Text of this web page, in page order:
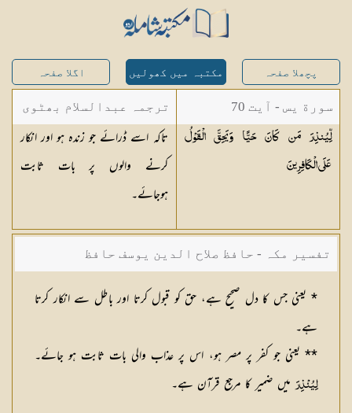
پچھلا صفحہ مکتبہ میں کھولیں اگلا صفحہ
سورة يس - آیت 70
لِّيُنذِرَ مَن كَانَ حَيًّا وَيَحِقَّ الْقَوْلُ
عَلَىالْكَافِرِينَ
ترجمہ عبدالسلام بھٹوی
- عبدالسلام بن محمد
تاکہ اسے ڈرائے جو زندہ ہو اور انکار
کرنے والوں پر بات ثابت
ہوجائے۔
تفسیر مکہ - حافظ صلاح الدین یوسف حافظ
* یعنی جس کا دل صحیح ہے، حق کو قبول کرتا اور باطل سے انکار کرتا
ہے۔
** یعنی جو کفر پر مصر ہو، اس پر عذاب والی بات ثابت ہو جائے۔
لِيُنْذِرَ میں ضمیر کا مرجع قرآن ہے۔